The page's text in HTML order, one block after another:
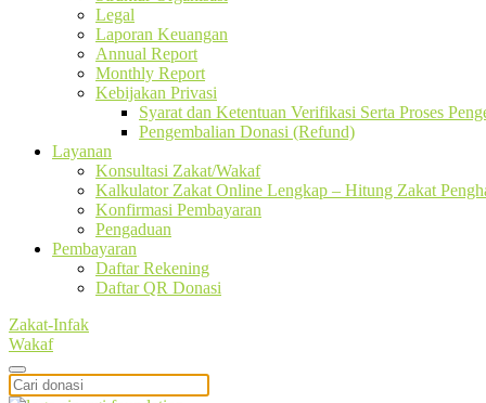
Legal
Laporan Keuangan
Annual Report
Monthly Report
Kebijakan Privasi
Syarat dan Ketentuan Verifikasi Serta Proses
Pengembalian Donasi (Refund)
Layanan
Konsultasi Zakat/Wakaf
Kalkulator Zakat Online Lengkap – Hitung Zakat
Konfirmasi Pembayaran
Pengaduan
Pembayaran
Daftar Rekening
Daftar QR Donasi
Zakat-Infak
Wakaf